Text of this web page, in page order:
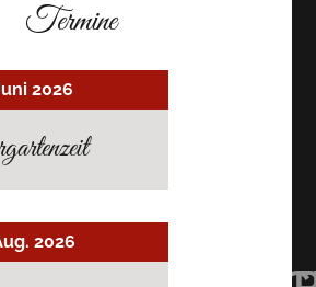
Termine
2026
2026